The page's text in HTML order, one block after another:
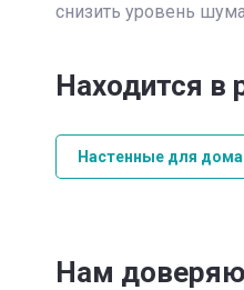
снизить уровень
Находится в
Настенные для
Нам